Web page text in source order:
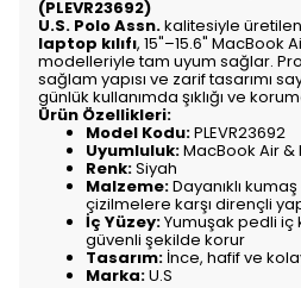
(PLEVR23692)
U.S. Polo Assn.kalitesiyle üretilen
laptop kılıfı, 15"–15.6" MacBook
modelleriyle tam uyum sağlar.
sağlam yapısı ve zarif tasarımı
günlük kullanımda şıklığı ve
Ürün Özellikleri:
Model Kodu:PLEVR23692
Uyumluluk:MacBook Air &
Renk:Siyah
Malzeme:Dayanıklı
çizilmelere karşı dirençli
İç Yüzey:Yumuşak pedli iç
güvenli şekilde korur
Tasarım: İnce, hafif ve
Marka:U.S